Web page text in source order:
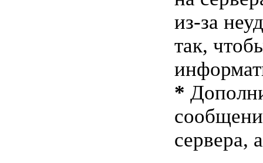
из-за
так,
*
сервера,